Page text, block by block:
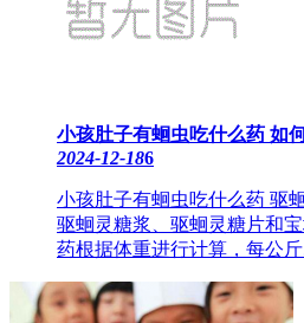
小孩肚子有蛔虫吃什么药 如
2024-12-186
小孩肚子有蛔虫吃什么药 驱
驱蛔灵糖浆、驱蛔灵糖片和
药根据体重进行计算，每公斤